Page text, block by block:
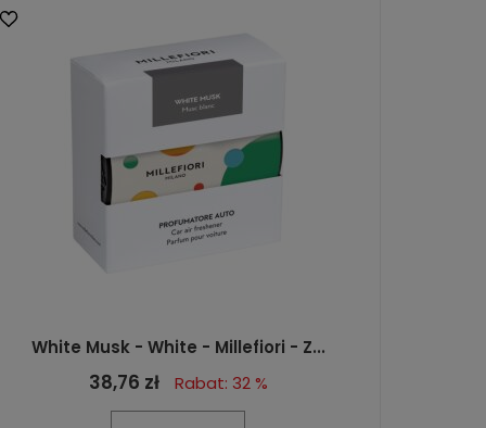
White Musk - White - Millefiori - Z...
38,76 zł Rabat: 32 %